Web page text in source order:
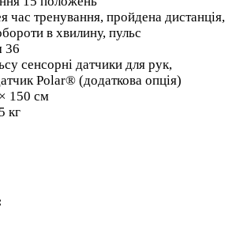
час тренування, пройдена дистанція,
в хвилину, пульс
36
сенсорні датчики для рук,
Polar® (додаткова опція)
150 см
кг